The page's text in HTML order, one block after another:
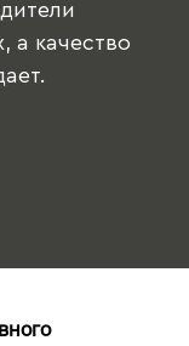
а качество